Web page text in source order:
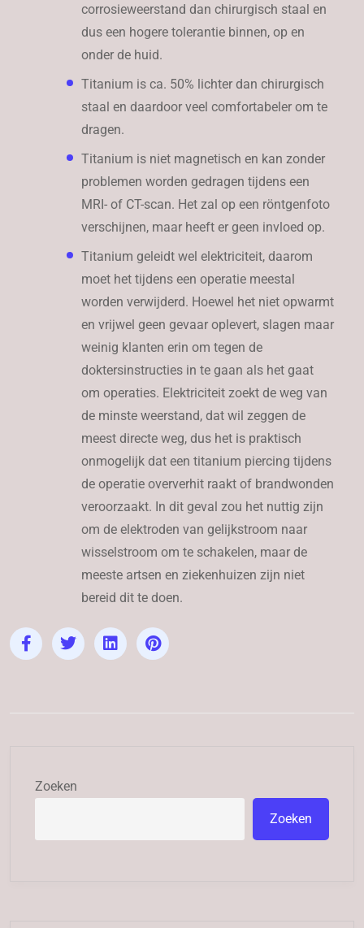
corrosieweerstand dan chirurgisch staal en
dus een hogere tolerantie binnen, op en
onder de huid.
Titanium is ca. 50% lichter dan chirurgisch
staal en daardoor veel comfortabeler om te
dragen.
Titanium is niet magnetisch en kan zonder
problemen worden gedragen tijdens een
MRI- of CT-scan. Het zal op een röntgenfoto
verschijnen, maar heeft er geen invloed op.
Titanium geleidt wel elektriciteit, daarom
moet het tijdens een operatie meestal
worden verwijderd. Hoewel het niet opwarmt
en vrijwel geen gevaar oplevert, slagen maar
weinig klanten erin om tegen de
doktersinstructies in te gaan als het gaat
om operaties. Elektriciteit zoekt de weg van
de minste weerstand, dat wil zeggen de
meest directe weg, dus het is praktisch
onmogelijk dat een titanium piercing tijdens
de operatie oververhit raakt of brandwonden
veroorzaakt. In dit geval zou het nuttig zijn
om de elektroden van gelijkstroom naar
wisselstroom om te schakelen, maar de
meeste artsen en ziekenhuizen zijn niet
bereid dit te doen.
Zoeken
Zoeken